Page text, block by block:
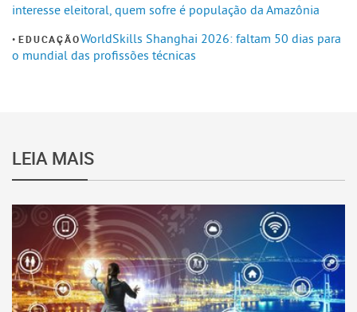
interesse eleitoral, quem sofre é população da Amazônia
EDUCAÇÃOWorldSkills Shanghai 2026: faltam 50 dias para
o mundial das profissões técnicas
LEIA MAIS